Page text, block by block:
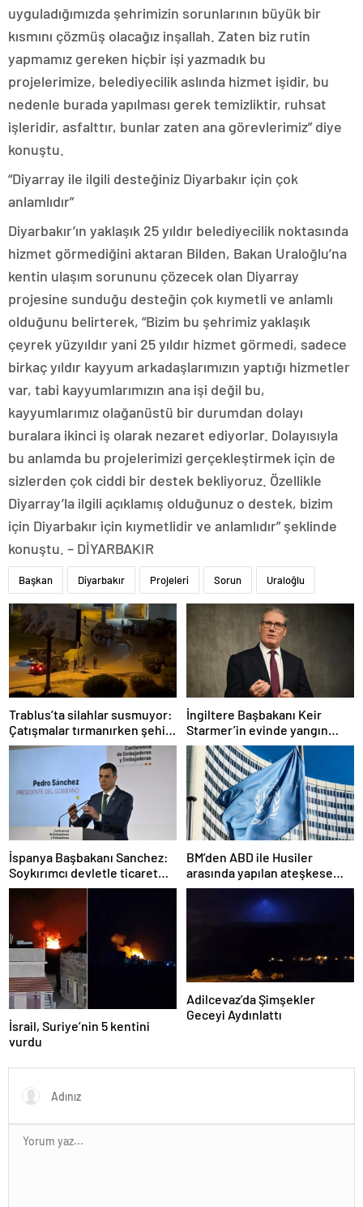
uyguladığımızda şehrimizin sorunlarının büyük bir
kısmını çözmüş olacağız inşallah. Zaten biz rutin
yapmamız gereken hiçbir işi yazmadık bu
projelerimize, belediyecilik aslında hizmet işidir, bu
nedenle burada yapılması gerek temizliktir, ruhsat
işleridir, asfalttır, bunlar zaten ana görevlerimiz” diye
konuştu.
“Diyarray ile ilgili desteğiniz Diyarbakır için çok
anlamlıdır”
Diyarbakır’ın yaklaşık 25 yıldır belediyecilik noktasında
hizmet görmediğini aktaran Bilden, Bakan Uraloğlu’na
kentin ulaşım sorununu çözecek olan Diyarray
projesine sunduğu desteğin çok kıymetli ve anlamlı
olduğunu belirterek, “Bizim bu şehrimiz yaklaşık
çeyrek yüzyıldır yani 25 yıldır hizmet görmedi, sadece
birkaç yıldır kayyum arkadaşlarımızın yaptığı hizmetler
var, tabi kayyumlarımızın ana işi değil bu,
kayyumlarımız olağanüstü bir durumdan dolayı
buralara ikinci iş olarak nezaret ediyorlar. Dolayısıyla
bu anlamda bu projelerimizi gerçekleştirmek için de
sizlerden çok ciddi bir destek bekliyoruz. Özellikle
Diyarray’la ilgili açıklamış olduğunuz o destek, bizim
için Diyarbakır için kıymetlidir ve anlamlıdır” şeklinde
konuştu. – DİYARBAKIR
Başkan Diyarbakır Projeleri Sorun Uraloğlu
Trablus’ta silahlar susmuyor:
Çatışmalar tırmanırken şehir
alarmda
İngiltere Başbakanı Keir
Starmer’in evinde yangın
çıktı
İspanya Başbakanı Sanchez:
Soykırımcı devletle ticaret
yapmayız
BM’den ABD ile Husiler
arasında yapılan ateşkese
ilişkin değerlendirme
İsrail, Suriye’nin 5 kentini
vurdu
Adilcevaz’da Şimşekler
Geceyi Aydınlattı